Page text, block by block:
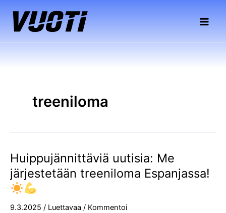
sisältöön
treeniloma
Huippujännittäviä uutisia: Me
järjestetään treeniloma Espanjassa!
9.3.2025 / Luettavaa / Kommentoi
Huippujännittäviä
uutisia:
Me
järjestetään
treeniloma